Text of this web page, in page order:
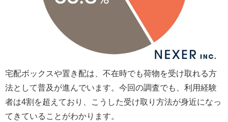
宅配ボックスや置き配は、不在時でも荷物を受け取れる方
法として普及が進んでいます。今回の調査でも、利用経験
者は4割を超えており、こうした受け取り方法が身近になっ
てきていることがわかります。